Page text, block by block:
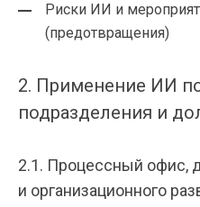
Риски ИИ и
(предотвращения)
2. Применение ИИ
подразделения и
2.1. Процессный офис,
и организационного